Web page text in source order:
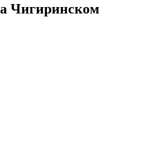
Чигиринском